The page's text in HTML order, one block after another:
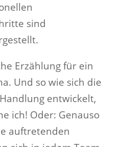
sind
Erzählung für ein
Und so wie sich die
entwickelt,
ich! Oder: Genauso
auftretenden